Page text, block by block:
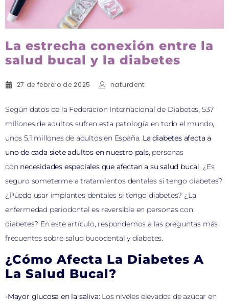
La estrecha conexión entre la
salud bucal y la diabetes
27 de febrero de 2025 naturdent
Según datos de la Federación Internacional de Diabetes, 537
millones de adultos sufren esta patología en todo el mundo,
unos 5,1 millones de adultos en España. La diabetes afecta a
uno de cada siete adultos en nuestro país, personas
con necesidades especiales que afectan a su salud bucal. ¿Es
seguro someterme a tratamientos dentales si tengo diabetes?
¿Puedo usar implantes dentales si tengo diabetes? ¿La
enfermedad periodontal es reversible en personas con
diabetes? En este artículo, respondemos a las preguntas más
frecuentes sobre salud bucodental y diabetes.
¿Cómo Afecta La Diabetes A
La Salud Bucal?
-Mayor glucosa en la saliva:Los niveles elevados de azúcar en